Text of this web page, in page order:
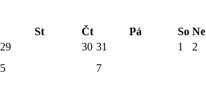
St Čt Pá So Ne
29 30 31 1
2
5
7